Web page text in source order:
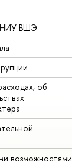
НИУ ВШЭ
об
возможностями